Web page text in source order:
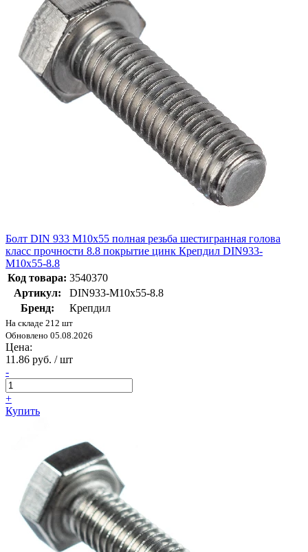
Болт DIN 933 М10х55 полная резьба шестигранная голова
класс прочности 8.8 покрытие цинк Крепдил DIN933-
М10х55-8.8
Код товара: 3540370
Артикул:
DIN933-М10х55-8.8
Бренд:
Крепдил
На складе 212 шт
Обновлено 05.08.2026
Цена:
11.86 руб. / шт
-
+
Купить